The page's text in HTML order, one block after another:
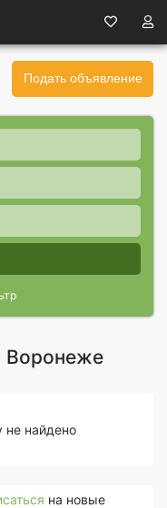
Подать объявление
Воронеже
не найдено
на новые